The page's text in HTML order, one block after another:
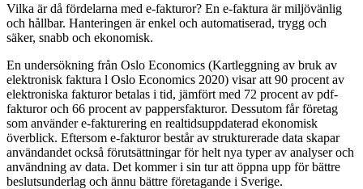
Vilka är då fördelarna med e-fakturor? En e-faktura är miljövänlig
och hållbar. Hanteringen är enkel och automatiserad, trygg och
säker, snabb och ekonomisk.
En undersökning från Oslo Economics (Kartleggning av bruk av
elektronisk faktura l Oslo Economics 2020) visar att 90 procent av
elektroniska fakturor betalas i tid, jämfört med 72 procent av pdf-
fakturor och 66 procent av pappersfakturor. Dessutom får företag
som använder e-fakturering en realtidsuppdaterad ekonomisk
överblick. Eftersom e-fakturor består av strukturerade data skapar
användandet också förutsättningar för helt nya typer av analyser och
användning av data. Det kommer i sin tur att öppna upp för bättre
beslutsunderlag och ännu bättre företagande i Sverige.